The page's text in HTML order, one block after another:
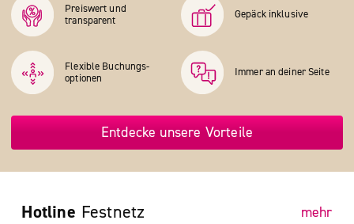
Preiswert und
transparent
Gepäck inklusive
Flexible Buchungs­
optionen
Immer an deiner Seite
Entdecke unsere Vorteile
Hotline Festnetz mehr